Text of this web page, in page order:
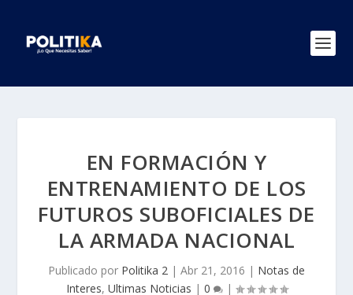
EN FORMACIÓN Y
ENTRENAMIENTO DE LOS
FUTUROS SUBOFICIALES DE
LA ARMADA NACIONAL
Publicado por Politika 2 | Abr 21, 2016 | Notas de
Interes, Ultimas Noticias | 0 |